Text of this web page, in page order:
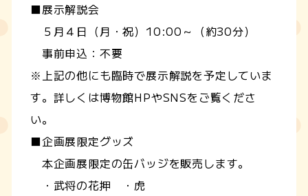
■展示解説会
５月４日（月・祝）10:00～（約30分）
事前申込：不要
※上記の他にも臨時で展示解説を予定していま
す。詳しくは博物館HPやSNSをご覧くださ
い。
■企画展限定グッズ
本企画展限定の缶バッジを販売します。
・武将の花押 ・虎